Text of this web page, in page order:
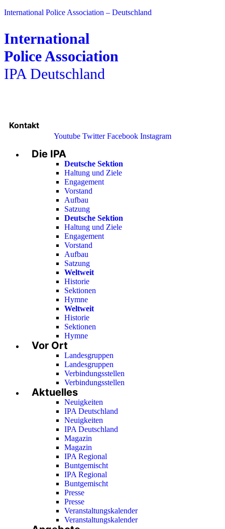
International Police Association – Deutschland
International
Police Association
IPA Deutschland
Kontakt
Youtube Twitter Facebook Instagram
Menu
Die IPA
Deutsche Sektion
Haltung und Ziele
Engagement
Vorstand
Aufbau
Satzung
Deutsche Sektion
Haltung und Ziele
Engagement
Vorstand
Aufbau
Satzung
Weltweit
Historie
Sektionen
Hymne
Weltweit
Historie
Sektionen
Hymne
Vor Ort
Landesgruppen
Landesgruppen
Verbindungsstellen
Verbindungsstellen
Aktuelles
Neuigkeiten
IPA Deutschland
Neuigkeiten
IPA Deutschland
Magazin
Magazin
IPA Regional
Buntgemischt
IPA Regional
Buntgemischt
Presse
Presse
Veranstaltungskalender
Veranstaltungskalender